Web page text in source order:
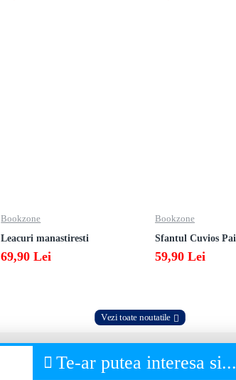
Bookzone
Leacuri manastiresti
69,90 Lei
Bookzone
59,90 Lei
Vezi toate noutatile
Te-ar putea interesa si...